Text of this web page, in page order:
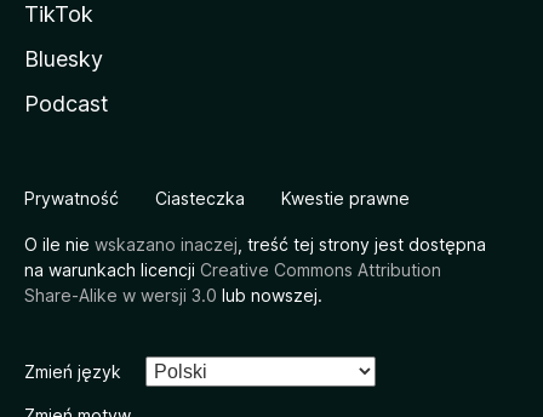
TikTok
Bluesky
Podcast
Prywatność Ciasteczka Kwestie prawne
O ile nie wskazano inaczej , treść tej strony jest dostępna
na warunkach licencji Creative Commons Attribution
Share-Alike w wersji 3.0 lub nowszej.
Zmień język